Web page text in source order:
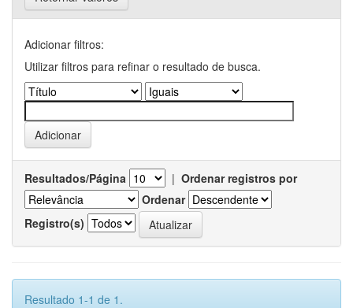
Adicionar filtros:
Utilizar filtros para refinar o resultado de busca.
Resultados/Página | Ordenar registros por
Ordenar
Registro(s)
Resultado 1-1 de 1.